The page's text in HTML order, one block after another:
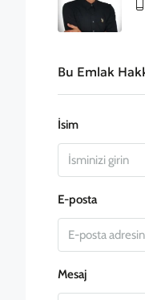
Bu Emlak
İsim
E-posta
Mesaj